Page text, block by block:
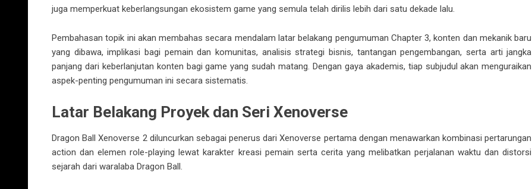
juga memperkuat keberlangsungan ekosistem game yang semula telah dirilis lebih dari satu dekade lalu.
Pembahasan topik ini akan membahas secara mendalam latar belakang pengumuman Chapter 3, konten dan mekanik baru
yang dibawa, implikasi bagi pemain dan komunitas, analisis strategi bisnis, tantangan pengembangan, serta arti jangka
panjang dari keberlanjutan konten bagi game yang sudah matang. Dengan gaya akademis, tiap subjudul akan menguraikan
aspek-penting pengumuman ini secara sistematis.
Latar Belakang Proyek dan Seri Xenoverse
Dragon Ball Xenoverse 2 diluncurkan sebagai penerus dari Xenoverse pertama dengan menawarkan kombinasi pertarungan
action dan elemen role-playing lewat karakter kreasi pemain serta cerita yang melibatkan perjalanan waktu dan distorsi
sejarah dari waralaba Dragon Ball.